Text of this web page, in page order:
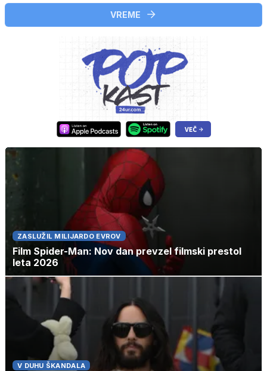
VREME
ZASLUŽIL MILIJARDO EVROV
Film Spider-Man: Nov dan prevzel filmski prestol
leta 2026
V DUHU ŠKANDALA